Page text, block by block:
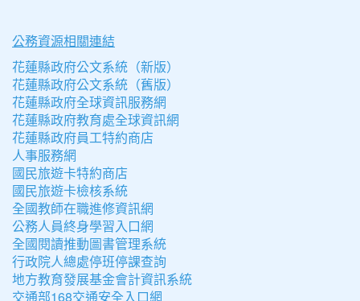
公務資源相關連結
花蓮縣政府公文系統（新版）
花蓮縣政府公文系統（舊版）
花蓮縣政府全球資訊服務網
花蓮縣政府教育處全球資訊網
花蓮縣政府員工特約商店
人事服務網
國民旅遊卡特約商店
國民旅遊卡檢核系統
全國教師在職進修資訊網
公務人員終身學習入口網
全國閱讀推動圖書管理系統
行政院人總處停班停課查詢
地方教育發展基金會計資訊系統
交通部168交通安全入口網